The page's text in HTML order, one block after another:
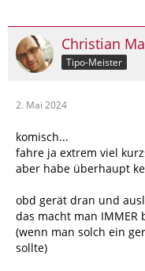
Christian
Tipo-Meister
2. Mai 2024
komisch...
fahre ja extrem viel
aber habe überhaupt
obd gerät dran und
das macht man
(wenn man solch ein
sollte)